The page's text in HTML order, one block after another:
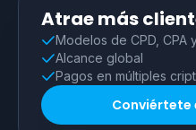
Atrae más
Modelos de CPD,
Alcance global
Pagos en múltiples
Conviértete